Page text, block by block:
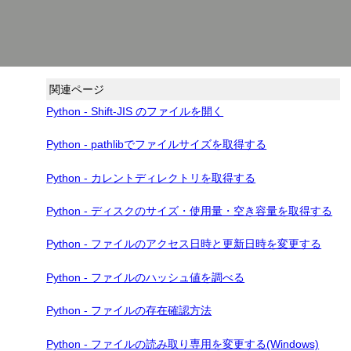
関連ページ
Python - Shift-JIS のファイルを開く
Python - pathlibでファイルサイズを取得する
Python - カレントディレクトリを取得する
Python - ディスクのサイズ・使用量・空き容量を取得する
Python - ファイルのアクセス日時と更新日時を変更する
Python - ファイルのハッシュ値を調べる
Python - ファイルの存在確認方法
Python - ファイルの読み取り専用を変更する(Windows)